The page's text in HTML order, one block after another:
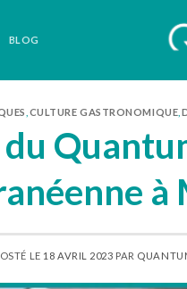
BLOG
CULTURE GASTRONOMIQUE
à
LE 18 AVRIL 2023 PAR